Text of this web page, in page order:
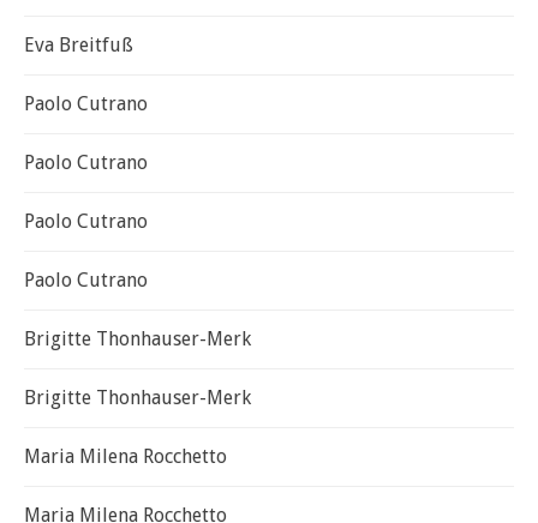
Eva Breitfuß
Paolo Cutrano
Paolo Cutrano
Paolo Cutrano
Paolo Cutrano
Brigitte Thonhauser-Merk
Brigitte Thonhauser-Merk
Maria Milena Rocchetto
Maria Milena Rocchetto